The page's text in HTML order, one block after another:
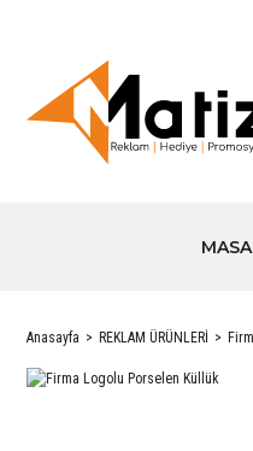
Anasayfa REKLAM ÜRÜNLERİ